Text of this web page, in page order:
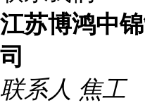
江苏博鸿中
司
联系人 焦工